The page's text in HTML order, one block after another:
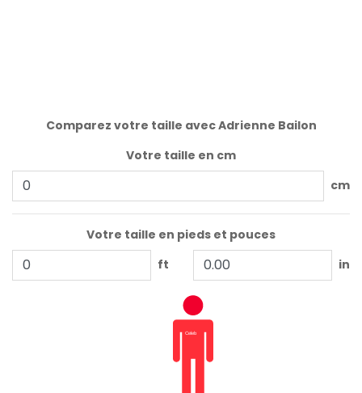
Comparez votre taille avec Adrienne Bailon
Votre taille en cm
cm
Votre taille en pieds et pouces
ft
in